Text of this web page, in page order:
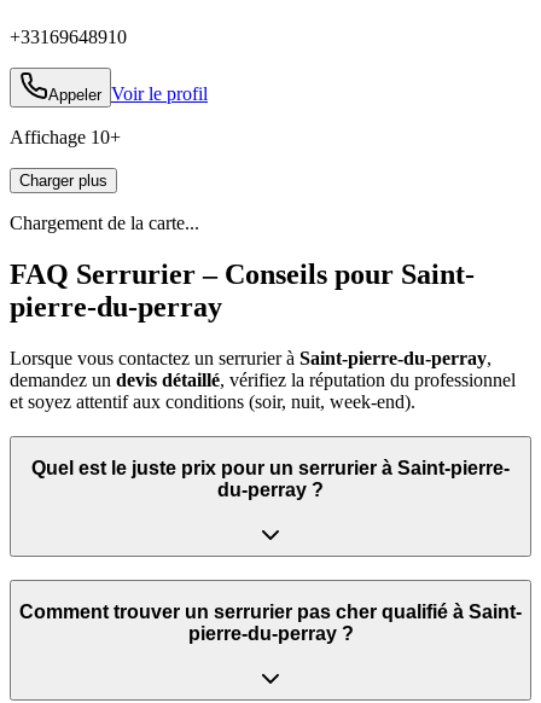
+33169648910
Appeler Voir le profil
Affichage 10+
Charger plus
Chargement de la carte...
FAQ Serrurier – Conseils pour Saint-
pierre-du-perray
Lorsque vous contactez un serrurier à Saint-pierre-du-perray,
demandez un devis détaillé, vérifiez la réputation du professionnel
et soyez attentif aux conditions (soir, nuit, week‑end).
Quel est le juste prix pour un serrurier à Saint-pierre-
du-perray ?
Comment trouver un serrurier pas cher qualifié à Saint-
pierre-du-perray ?